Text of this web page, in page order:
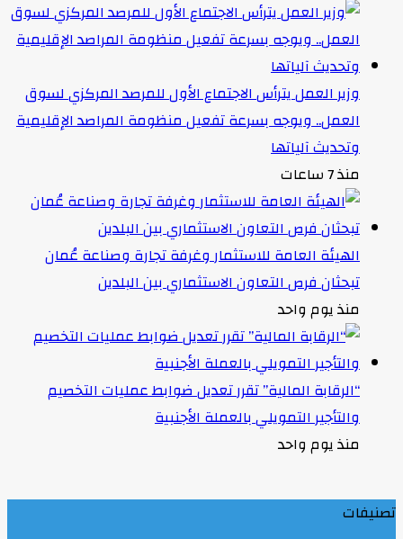
وزير العمل يترأس الاجتماع الأول للمرصد المركزي لسوق
العمل.. ويوجه بسرعة تفعيل منظومة المراصد الإقليمية
وتحديث آلياتها
منذ 7 ساعات
الهيئة العامة للاستثمار وغرفة تجارة وصناعة عُمان
تبحثان فرص التعاون الاستثماري بين البلدين
منذ يوم واحد
“الرقابة المالية” تقرر تعديل ضوابط عمليات التخصيم
والتأجير التمويلي بالعملة الأجنبية
منذ يوم واحد
تصنيفات